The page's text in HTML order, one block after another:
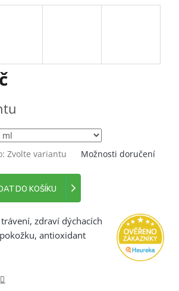
Zvolte variantu Možnosti doručení
DO KOŠÍKU
zdraví dýchacích
antioxidant